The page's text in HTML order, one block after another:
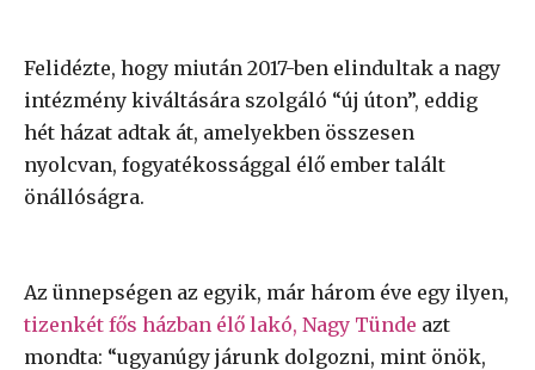
Felidézte, hogy miután 2017-ben elindultak a nagy
intézmény kiváltására szolgáló “új úton”, eddig
hét házat adtak át, amelyekben összesen
nyolcvan, fogyatékossággal élő ember talált
önállóságra.
Az ünnepségen az egyik, már három éve egy ilyen,
tizenkét fős házban élő lakó, Nagy Tünde azt
mondta: “ugyanúgy járunk dolgozni, mint önök,